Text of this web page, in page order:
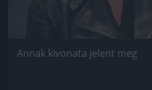
Annak kivonata jelent meg